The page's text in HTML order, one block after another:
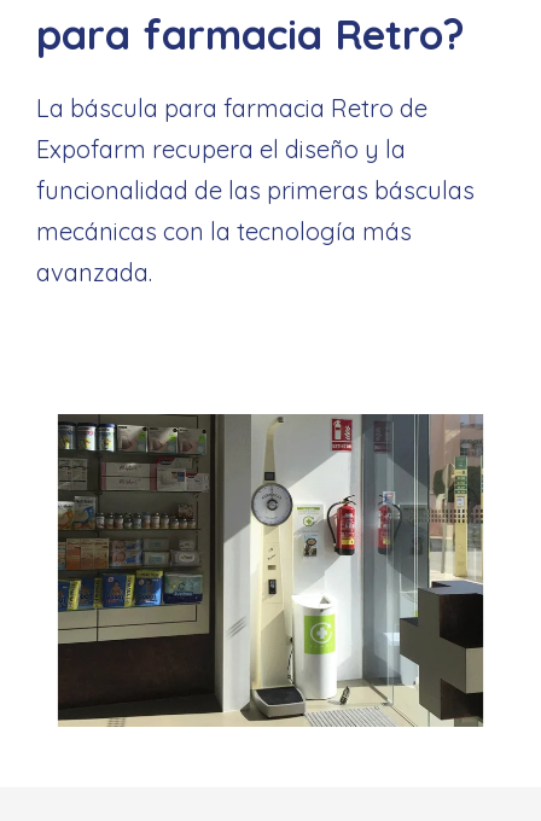
para farmacia Retro?
La báscula para farmacia Retro de
Expofarm recupera el diseño y la
funcionalidad de las primeras básculas
mecánicas con la tecnología más
avanzada.